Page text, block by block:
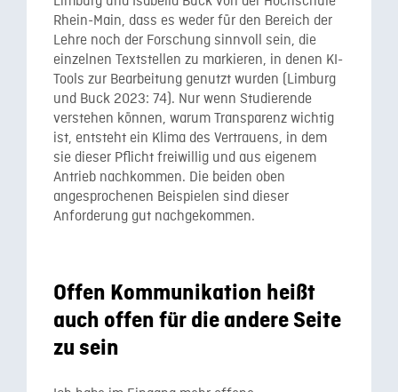
Rhein-Main, dass es weder für den Bereich der
Lehre noch der Forschung sinnvoll sein, die
einzelnen Textstellen zu markieren, in denen KI-
Tools zur Bearbeitung genutzt wurden (Limburg
und Buck 2023: 74). Nur wenn Studierende
verstehen können, warum Transparenz wichtig
ist, entsteht ein Klima des Vertrauens, in dem
sie dieser Pflicht freiwillig und aus eigenem
Antrieb nachkommen. Die beiden oben
angesprochenen Beispielen sind dieser
Anforderung gut nachgekommen.
Offen Kommunikation heißt
auch offen für die andere Seite
zu sein